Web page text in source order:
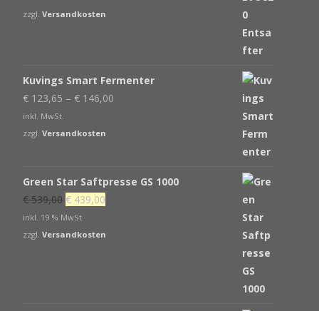
zzgl. Versandkosten
Kuvings Smart Fermenter
€ 123,65 – € 146,00
inkl. MwSt.
zzgl. Versandkosten
Green Star Saftpresse GS 1000
€539,00 Ursprünglicher
Preis
war:
€ 439,00
ist:
inkl. 19 % MwSt.
zzgl. Versandkosten